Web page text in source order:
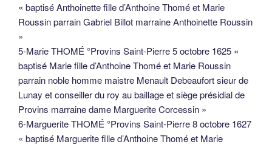
« baptisé Anthoinette fille d’Anthoine Thomé et Marie
Roussin parrain Gabriel Billot marraine Anthoinette Roussin
»
5-Marie THOMÉ °Provins Saint-Pierre 5 octobre 1625 «
baptisé Marie fille d’Anthoine Thomé et Marie Roussin
parrain noble homme maistre Menault Debeaufort sieur de
Lunay et conseiller du roy au baillage et siège présidial de
Provins marraine dame Marguerite Corcessin »
6-Marguerite THOMÉ °Provins Saint-Pierre 8 octobre 1627
« baptisé Marguerite fille d’Anthoine Thomé et Marie